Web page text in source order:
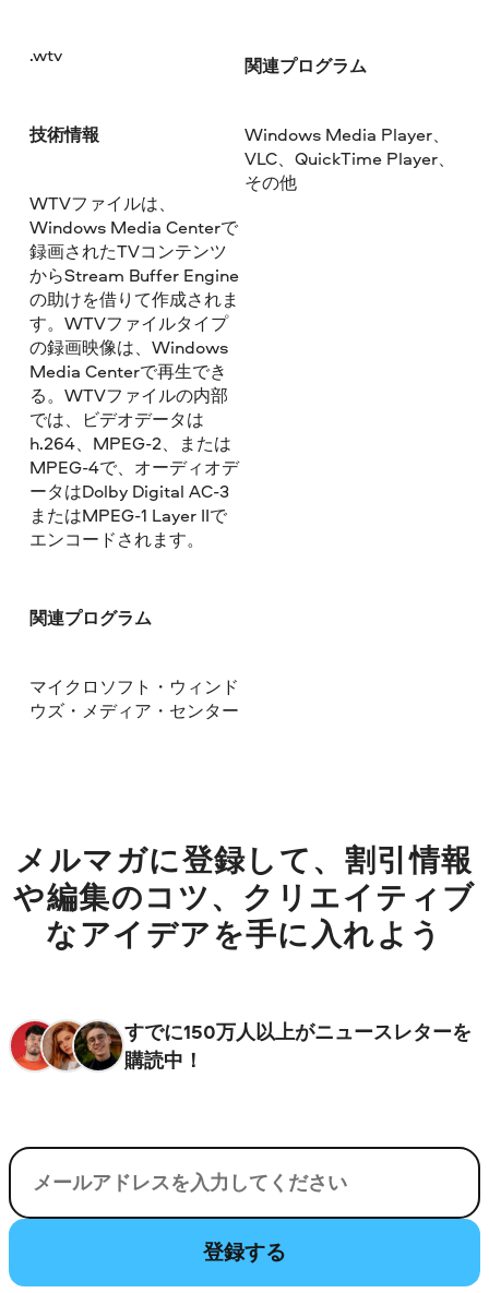
.wtv
技術情報
WTVファイルは、
Windows Media Centerで
録画されたTVコンテンツ
からStream Buffer Engine
の助けを借りて作成されま
す。WTVファイルタイプ
の録画映像は、Windows
Media Centerで再生でき
る。WTVファイルの内部
では、ビデオデータは
h.264、MPEG-2、または
MPEG-4で、オーディオデ
ータはDolby Digital AC-3
またはMPEG-1 Layer IIで
エンコードされます。
関連プログラム
マイクロソフト・ウィンド
ウズ・メディア・センター
関連プログラム
Windows Media Player、
VLC、QuickTime Player、
その他
メルマガに登録して、割引情報
や編集のコツ、クリエイティブ
なアイデアを手に入れよう
すでに150万人以上がニュースレターを
購読中！
電子メール
登録する